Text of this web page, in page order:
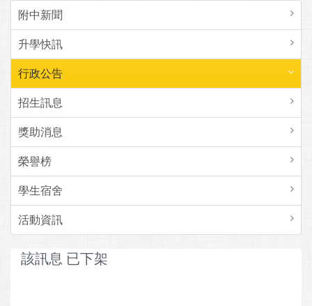
附中新聞
升學快訊
行政公告
招生訊息
獎助消息
榮譽榜
學生宿舍
活動資訊
該訊息 已下架